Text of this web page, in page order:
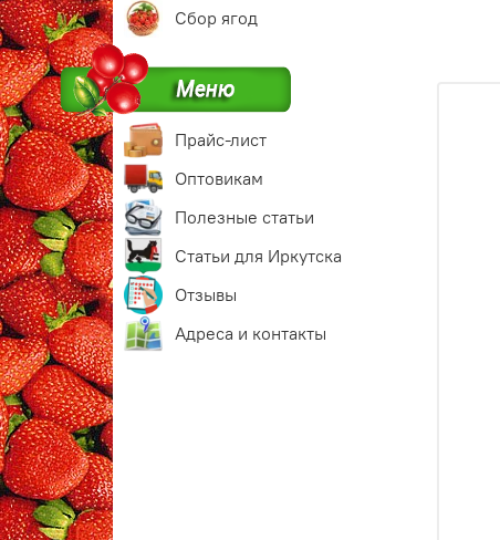
Сбор ягод
Прайс-лист
Оптовикам
Полезные статьи
Статьи для Иркутска
Отзывы
Адреса и контакты